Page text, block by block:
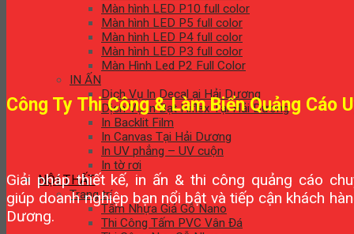
Màn hình LED P10 full color
Màn hình LED P5 full color
Màn hình LED P4 full color
Màn hình LED P3 full color
Màn Hình Led P2 Full Color
IN ẤN
Dịch Vụ In Decal ại Hải Dương
Dịch Vụ In Bạt Hiflex Tại Hải Dương
In Backlit Film
In Canvas Tại Hải Dương
In UV phẳng – UV cuộn
In tờ rơi
NỘI THẤT
Trang trí
Tấm Nhựa Giả Gỗ Nano
Thi Công Tấm PVC Vân Đá
Công Ty Thi Công & Làm Biển Quảng Cáo
Giải pháp thiết kế, in ấn & thi công quảng cáo
giúp doanh nghiệp bạn nổi bật và tiếp cận khách
Dương.